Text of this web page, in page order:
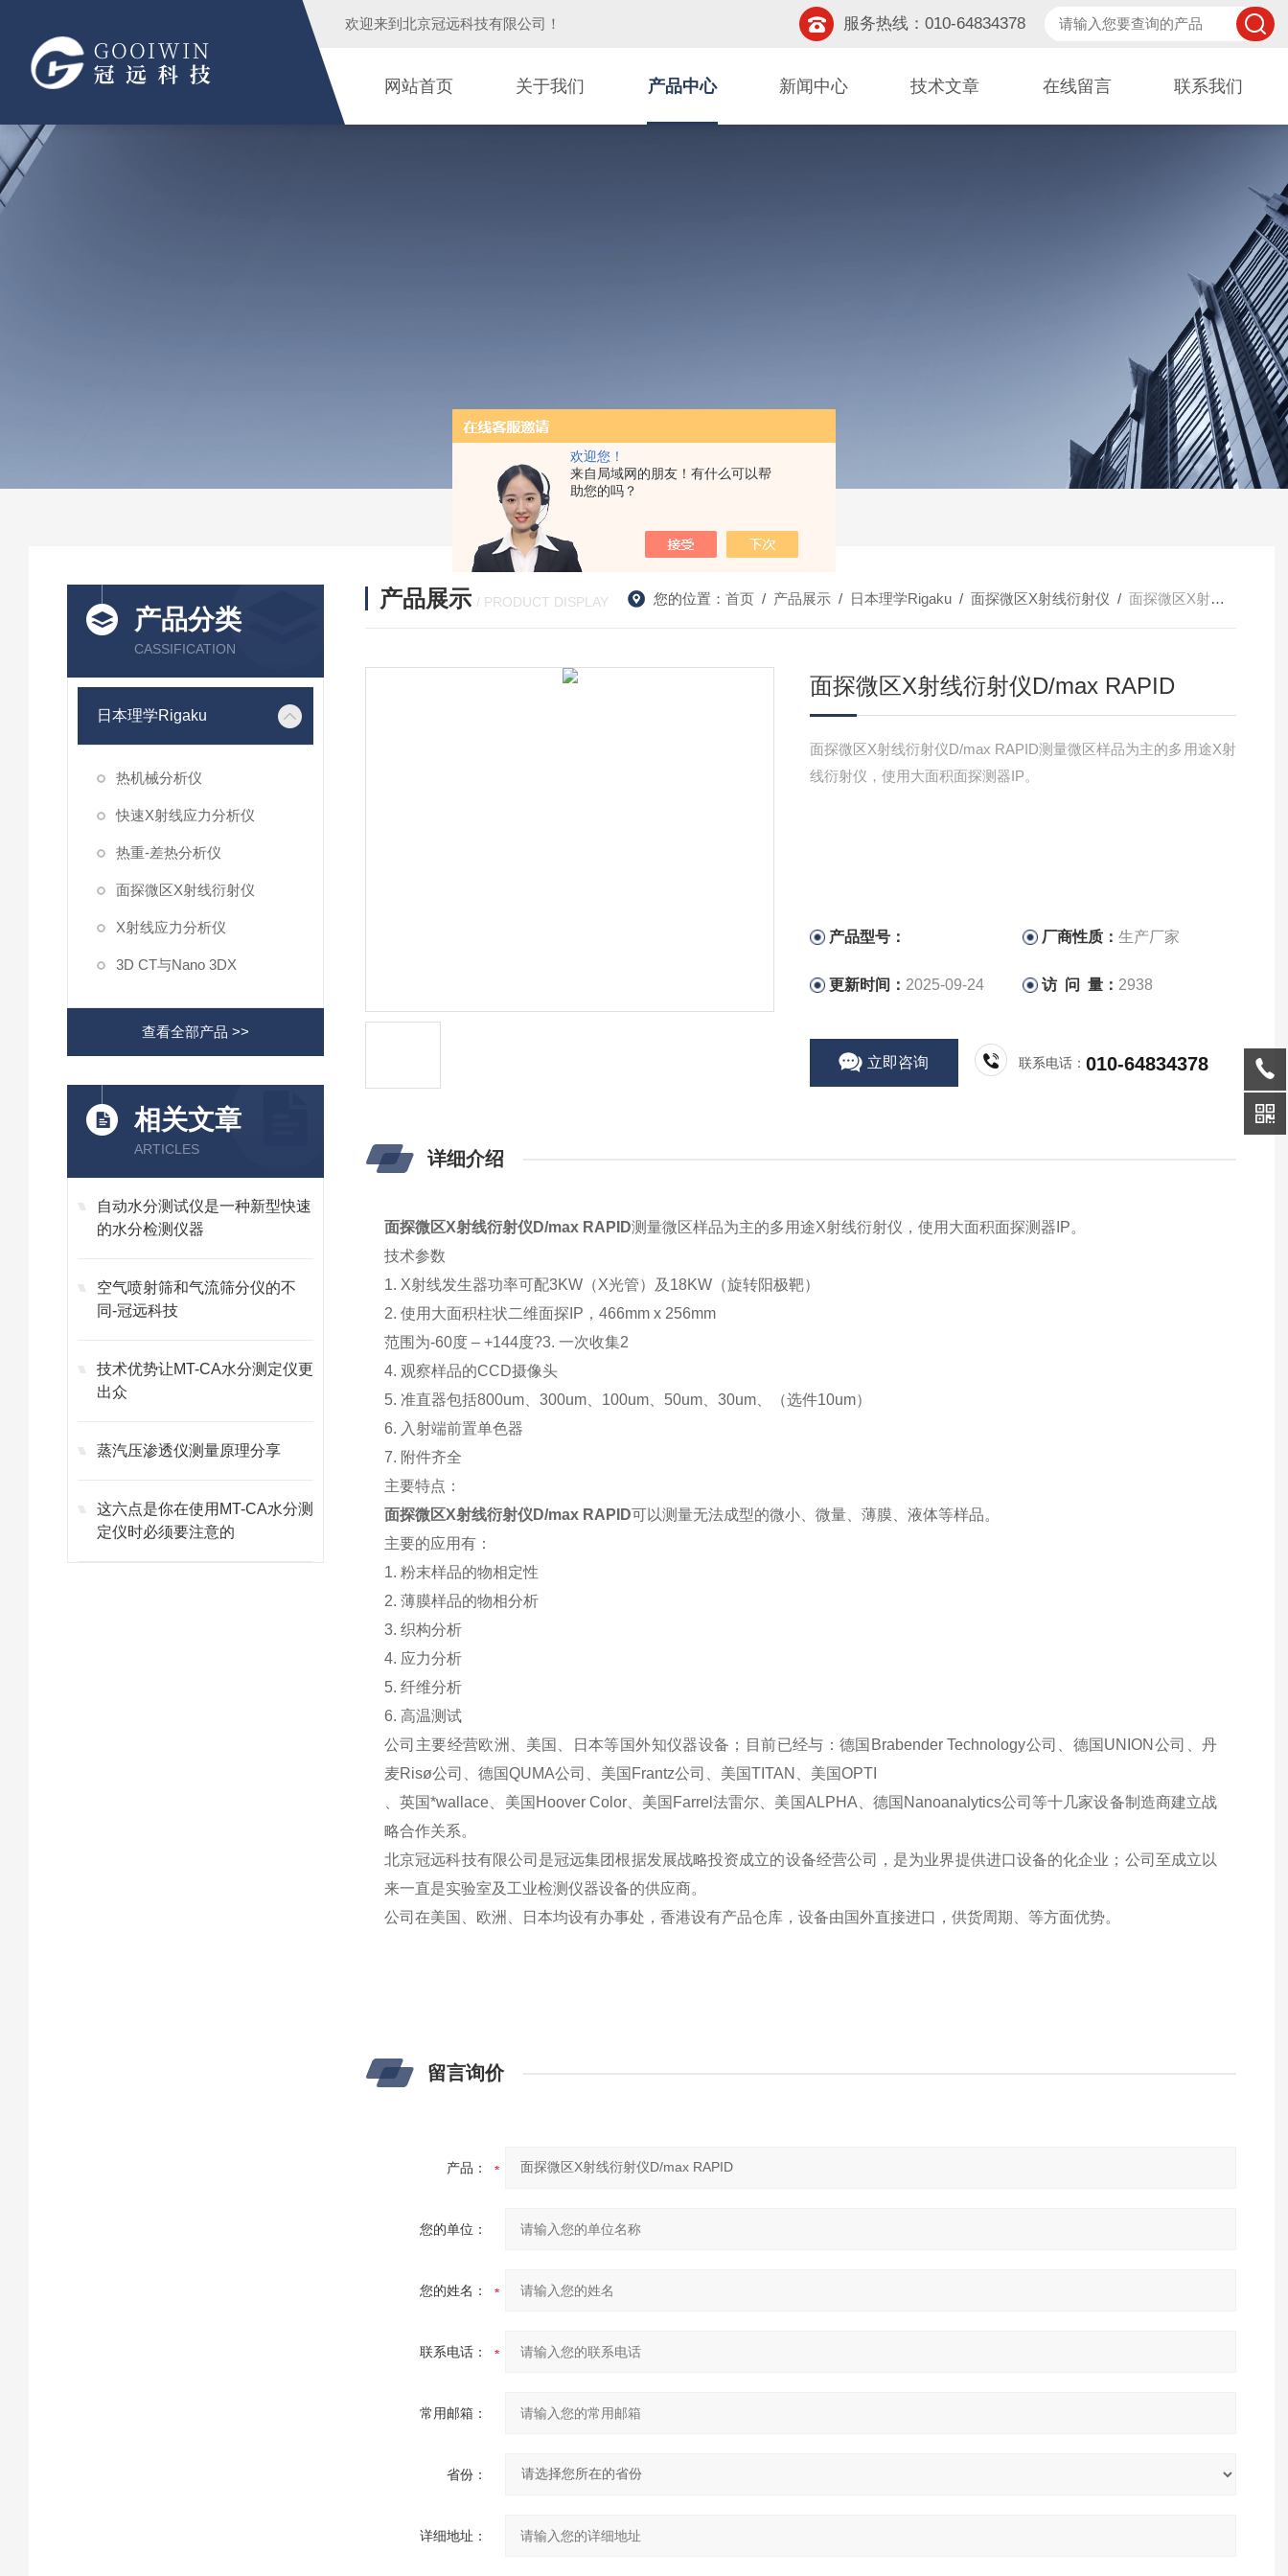
欢迎您！
来自局域网的朋友！有什么可以帮
助您的吗？
欢迎来到 北京冠远科技有限公司 ！ 服务热线：010-64834378
网站首页 关于我们 产品中心 新闻中心 技术文章 在线留言 联系我们
产品分类
CASSIFICATION
日本理学Rigaku
热机械分析仪
快速X射线应力分析仪
热重-差热分析仪
面探微区X射线衍射仪
X射线应力分析仪
3D CT与Nano 3DX
查看全部产品 >>
相关文章
ARTICLES
自动水分测试仪是一种新型快速
的水分检测仪器
空气喷射筛和气流筛分仪的不
同-冠远科技
技术优势让MT-CA水分测定仪更
出众
蒸汽压渗透仪测量原理分享
这六点是你在使用MT-CA水分测
定仪时必须要注意的
产品展示 / PRODUCT DISPLAY 您的位置： 首页/ 产品展示/ 日本理学Rigaku/ 面探微区X射线衍射仪 / 面探微区X射线衍射仪D/max RAPID
面探微区X射线衍射仪D/max RAPID
面探微区X射线衍射仪D/max RAPID测量微区样品为主的多用途X射
线衍射仪，使用大面积面探测器IP。
产品型号： 厂商性质：生产厂家
更新时间： 2025-09-24 访 问 量： 2938
立即咨询 联系电话：010-64834378
详细介绍
面探微区X射线衍射仪D/max RAPID测量微区样品为主的多用途X射线衍射仪，使用大面积面探测器IP。
技术参数
1. X射线发生器功率可配3KW（X光管）及18KW（旋转阳极靶）
2. 使用大面积柱状二维面探IP，466mm x 256mm
范围为-60度 – +144度?3. 一次收集2
4. 观察样品的CCD摄像头
5. 准直器包括800um、300um、100um、50um、30um、（选件10um）
6. 入射端前置单色器
7. 附件齐全
主要特点：
面探微区X射线衍射仪D/max RAPID可以测量无法成型的微小、微量、薄膜、液体等样品。
主要的应用有：
1. 粉末样品的物相定性
2. 薄膜样品的物相分析
3. 织构分析
4. 应力分析
5. 纤维分析
6. 高温测试
公司主要经营欧洲、美国、日本等国外知仪器设备；目前已经与：德国Brabender Technology公司、德国UNION公司、丹
麦Risø公司、德国QUMA公司、美国Frantz公司、美国TITAN、美国OPTI
、英国*wallace、美国Hoover Color、美国Farrel法雷尔、美国ALPHA、德国Nanoanalytics公司等十几家设备制造商建立战
略合作关系。
北京冠远科技有限公司是冠远集团根据发展战略投资成立的设备经营公司，是为业界提供进口设备的化企业；公司至成立以
来一直是实验室及工业检测仪器设备的供应商。
公司在美国、欧洲、日本均设有办事处，香港设有产品仓库，设备由国外直接进口，供货周期、等方面优势。
留言询价
产品：
您的单位：
您的姓名：
联系电话：
常用邮箱：
省份：
详细地址：